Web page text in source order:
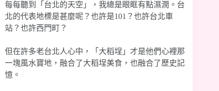
每每聽到「台北的天空」，我總是眼眶有點濕潤。台
北的代表地標是甚麼呢？也許是101？也許台北車
站？也許西門町？
但在許多老台北人心中，「大稻埕」才是他們心裡那
一塊風水寶地，融合了大稻埕美食，也融合了歷史記
憶。